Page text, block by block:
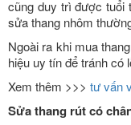
cũng duy trì được tuổi
sửa thang nhôm
Ngoài ra khi mua
hiệu uy tín để tránh có
Xem thêm >>> tư vấn
Sửa thang rút có